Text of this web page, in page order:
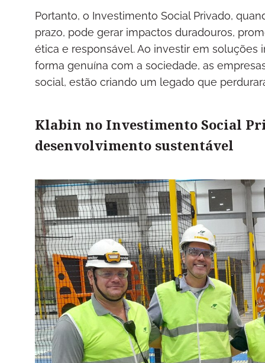
Portanto, o Investimento Social Privado,
prazo, pode gerar impactos duradouros,
ética e responsável. Ao investir em
forma genuína com a sociedade, as
social, estão criando um legado que
Klabin no Investimento Social
desenvolvimento sustentável